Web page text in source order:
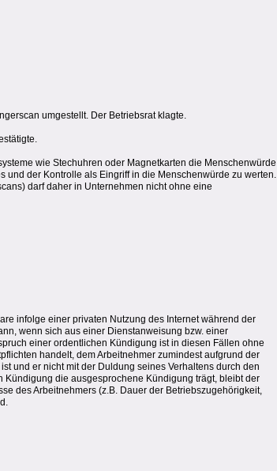
umgestellt. Der Betriebsrat klagte.
wie Stechuhren oder Magnetkarten die Menschenwürde
und der Kontrolle als Eingriff in die Menschenwürde zu werten.
darf daher in Unternehmen nicht ohne eine
infolge einer privaten Nutzung des Internet während der
wenn sich aus einer Dienstanweisung bzw. einer
einer ordentlichen Kündigung ist in diesen Fällen ohne
handelt, dem Arbeitnehmer zumindest aufgrund der
und er nicht mit der Duldung seines Verhaltens durch den
die ausgesprochene Kündigung trägt, bleibt der
des Arbeitnehmers (z.B. Dauer der Betriebszugehörigkeit,